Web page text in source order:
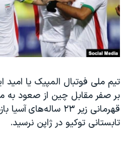
فرهنگ و زندگی
حقوق شهروندی
اقتصادی
اسرائیل در جنگ
گالری عکس
آرشیو پخش زنده
مستندها
انتخابات ریاست جمهوری آمریکا ۲۰۲۴
حمله جمهوری اسلامی به اسرائیل
ورزش زنان در ایران
اعتراضات زن، زندگی، آزادی
مجموعه مستندهای دادخواهی
دنبال کنید
زبانهای مختلف
تیم ملی فوتبال المپیک یا امید
بر صفر مقابل چین از صعود به
قهرمانی زیر ۲۳ ساله‌های
آسیا
تابستانی توکیو در ژاپن نرسید.